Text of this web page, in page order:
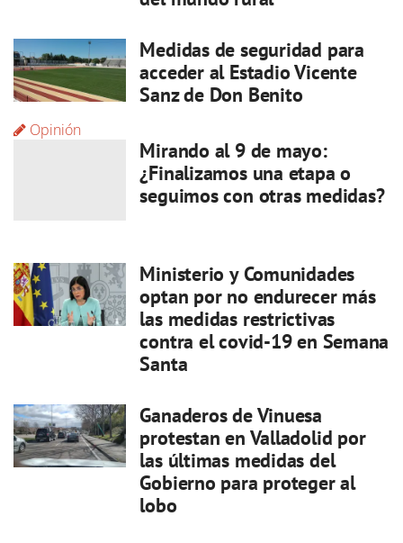
Medidas de seguridad para
acceder al Estadio Vicente
Sanz de Don Benito
Opinión
Mirando al 9 de mayo:
¿Finalizamos una etapa o
seguimos con otras medidas?
Ministerio y Comunidades
optan por no endurecer más
las medidas restrictivas
contra el covid-19 en Semana
Santa
Ganaderos de Vinuesa
protestan en Valladolid por
las últimas medidas del
Gobierno para proteger al
lobo